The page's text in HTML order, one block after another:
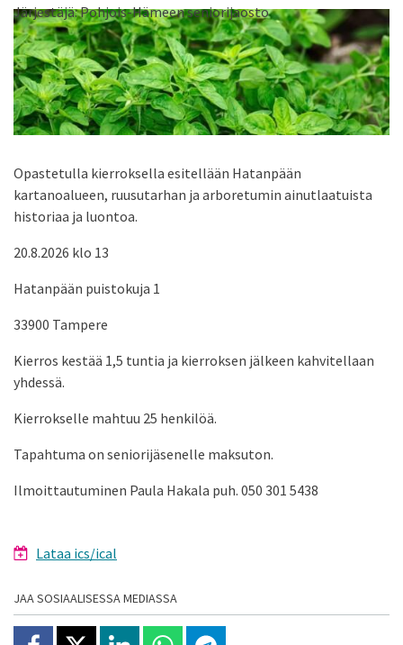
Järjestäjä: Pohjois-Hämeen seniorijaosto
Opastetulla kierroksella esitellään Hatanpään
kartanoalueen, ruusutarhan ja arboretumin ainutlaatuista
historiaa ja luontoa.
20.8.2026 klo 13
Hatanpään puistokuja 1
33900 Tampere
Kierros kestää 1,5 tuntia ja kierroksen jälkeen kahvitellaan
yhdessä.
Kierrokselle mahtuu 25 henkilöä.
Tapahtuma on seniorijäsenelle maksuton.
Ilmoittautuminen Paula Hakala puh. 050 301 5438
Lataa ics/ical
JAA SOSIAALISESSA MEDIASSA